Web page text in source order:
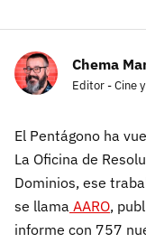
Chema
Editor - Cine
El Pentágono ha
La Oficina de
Dominios, ese
se llama AARO,
informe con 757